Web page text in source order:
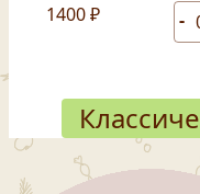
1400 ₽